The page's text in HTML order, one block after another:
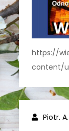
https://
content/